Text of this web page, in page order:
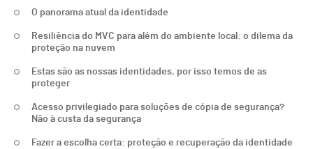
O panorama atual da identidade
Resiliência do MVC para além do ambiente local: o dilema da
proteção na nuvem
Estas são as nossas identidades, por isso temos de as
proteger
Acesso privilegiado para soluções de cópia de segurança?
Não à custa da segurança
Fazer a escolha certa: proteção e recuperação da identidade